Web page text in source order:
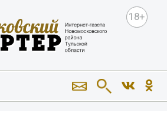
18+